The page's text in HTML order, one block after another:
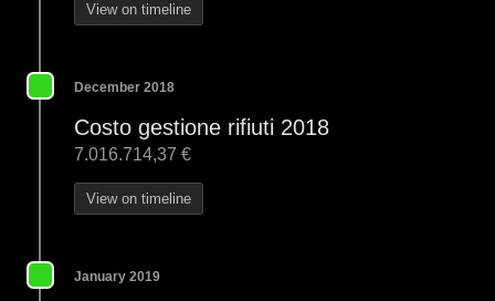
View on timeline
December 2018
Costo gestione rifiuti 2018
7.016.714,37 €
View on timeline
January 2019